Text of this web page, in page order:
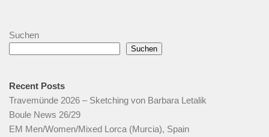
Suchen
Suchen
Recent Posts
Travemünde 2026 – Sketching von Barbara Letalik
Boule News 26/29
EM Men/Women/Mixed Lorca (Murcia), Spain